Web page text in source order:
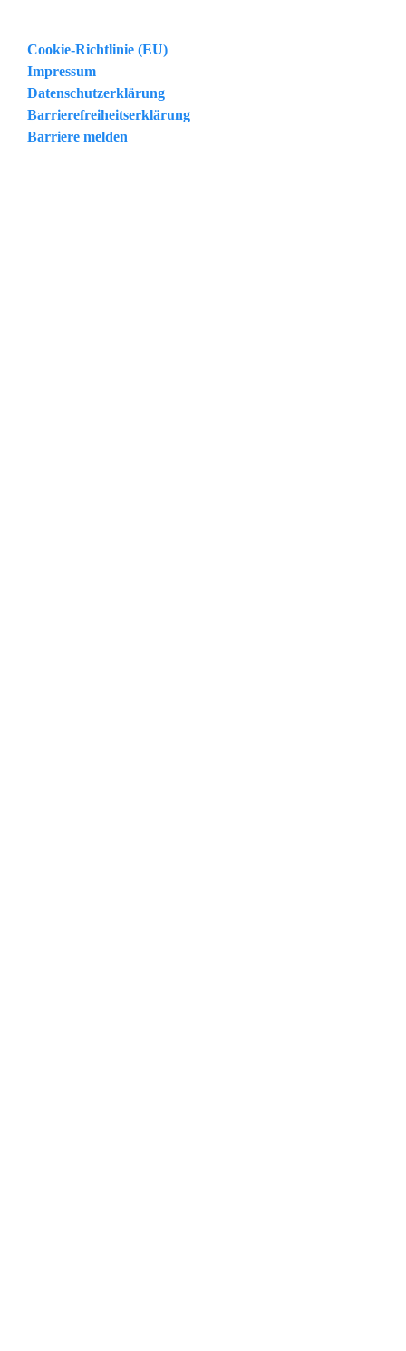
Cookie-Richtlinie (EU)
Impressum
Datenschutzerklärung
Barrierefreiheitserklärung
Barriere melden